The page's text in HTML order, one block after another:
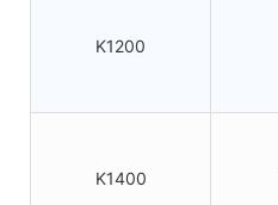
K1200
K1400